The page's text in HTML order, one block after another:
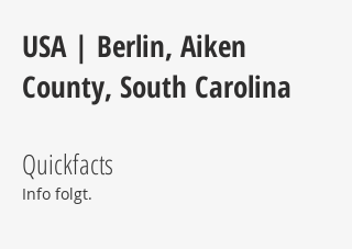
USA | Berlin, Aiken
County, South Carolina
Quickfacts
Info folgt.